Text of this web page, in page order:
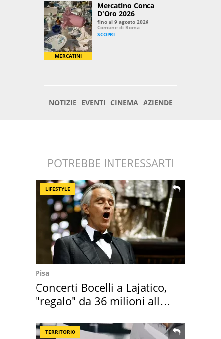
POTREBBE INTERESSARTI
LIFESTYLE
Pisa
Concerti Bocelli a Lajatico,
"regalo" da 36 milioni alla
TERRITORIO